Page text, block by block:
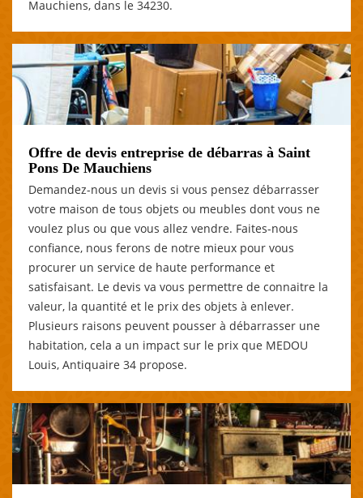
Mauchiens, dans le 34230.
Offre de devis entreprise de débarras à Saint
Pons De Mauchiens
Demandez-nous un devis si vous pensez débarrasser
votre maison de tous objets ou meubles dont vous ne
voulez plus ou que vous allez vendre. Faites-nous
confiance, nous ferons de notre mieux pour vous
procurer un service de haute performance et
satisfaisant. Le devis va vous permettre de connaitre la
valeur, la quantité et le prix des objets à enlever.
Plusieurs raisons peuvent pousser à débarrasser une
habitation, cela a un impact sur le prix que MEDOU
Louis, Antiquaire 34 propose.